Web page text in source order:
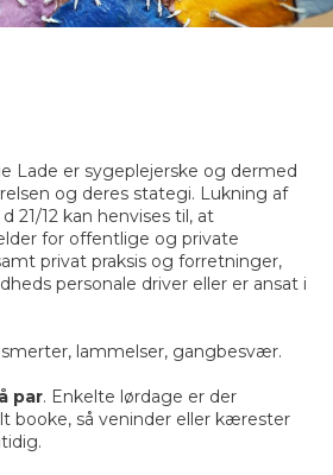
Lade er sygeplejerske og dermed
og deres stategi. Lukning af
21/12 kan henvises til, at
for offentlige og private
privat praksis og forretninger,
personale driver eller er ansat i
lammelser, gangbesvær.
par. Enkelte lørdage er der
booke, så veninder eller kærester